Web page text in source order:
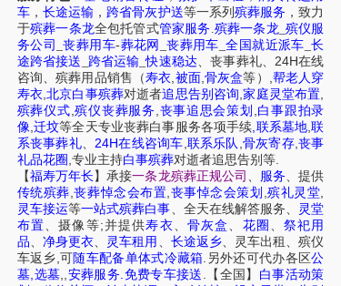
车， 长途运输 ，跨省骨灰护送等一系列 殡葬服务 ，致力
于殡葬一条龙全包托管式管家服务 .殡葬一条龙_ 殡仪服
务公司
_丧葬用车-葬花网 丧葬用车 全国就近派车 长
途跨省接送 跨省运输 _快速稳达、丧事葬礼、 24H在线
咨询、殡葬用品销售 （寿衣 被面, 骨灰盒等）
帮老人穿
寿衣 ,北京白事殡葬对逝者追思告别咨询 ,家庭灵堂布置
殡葬仪式 殡仪丧葬服务 丧事追思会策划 白事跟拍录
像 迁坟等全天专业丧葬白事服务各项手续 联系墓地 ,联
系丧事葬礼、24H在线咨询车 联系乐队 骨灰寄存, 丧事
礼品花圈 专业主持白事殡葬对逝者追思告别等.
【福寿万年长 】承接一条龙殡葬正规公司 、 服务、提供
传统殡葬 丧葬悼念会布置 丧事悼念会策划 殡礼灵堂
灵车接运等一站式殡葬白事、 全天在线解答服务、
灵堂
布置、摄像等;并提供寿衣、 骨灰盒 、 花圈 、祭祀用
品、 净身更衣、 灵车租用 、 长途返乡、 灵车出租 、殡仪
车返乡 可 随车配备单体式冷藏箱 另外还可代办各区公
墓 选墓 安葬服务 免费专车接送 【全国】 白事活动策